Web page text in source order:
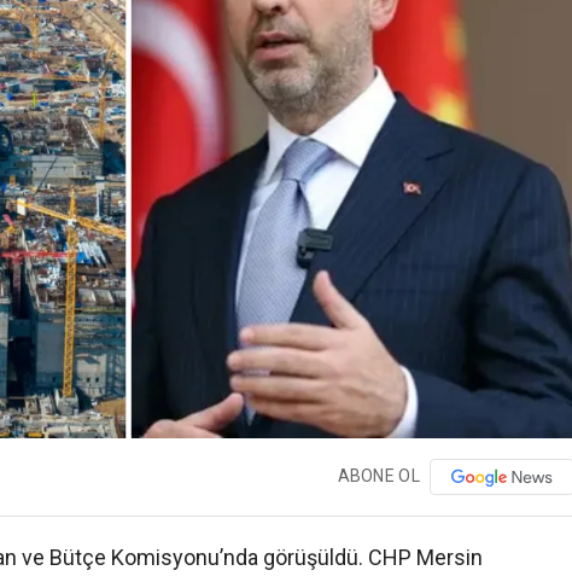
ABONE OL
ve Bütçe Komisyonu’nda görüşüldü. CHP Mersin